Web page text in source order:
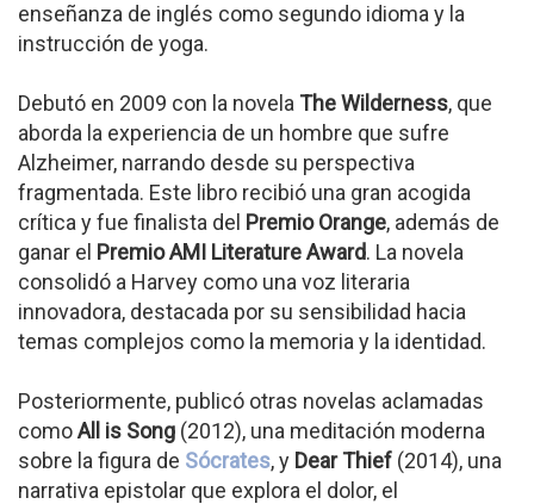
enseñanza de inglés como segundo idioma y la
instrucción de yoga.
Debutó en 2009 con la novela The Wilderness, que
aborda la experiencia de un hombre que sufre
Alzheimer, narrando desde su perspectiva
fragmentada. Este libro recibió una gran acogida
crítica y fue finalista del Premio Orange, además de
ganar el Premio AMI Literature Award. La novela
consolidó a Harvey como una voz literaria
innovadora, destacada por su sensibilidad hacia
temas complejos como la memoria y la identidad.
Posteriormente, publicó otras novelas aclamadas
comoAll is Song (2012), una meditación moderna
sobre la figura de Sócrates, y Dear Thief (2014), una
narrativa epistolar que explora el dolor, el